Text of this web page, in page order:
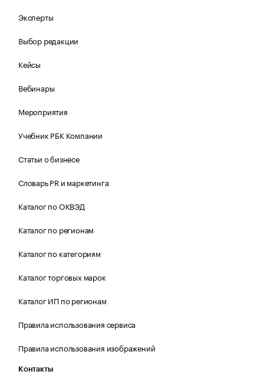
Эксперты
Выбор редакции
Кейсы
Вебинары
Мероприятия
Учебник РБК Компании
Статьи о бизнесе
Словарь PR и маркетинга
Каталог по ОКВЭД
Каталог по регионам
Каталог по категориям
Каталог торговых марок
Каталог ИП по регионам
Правила использования сервиса
Правила использования изображений
Контакты